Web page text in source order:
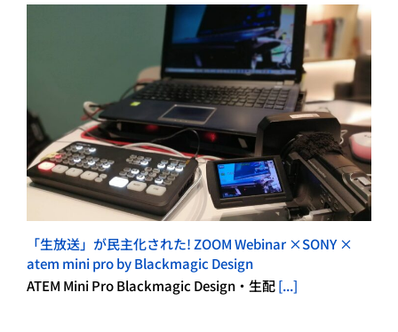
「生放送」が民主化された! ZOOM Webinar ×SONY ×
atem mini pro by Blackmagic Design
ATEM Mini Pro Blackmagic Design・生配[...]